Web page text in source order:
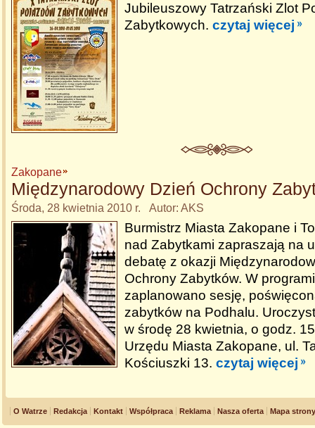
Jubileuszowy Tatrzański Zlot
Zabytkowych. czytaj więcej
Zakopane
Międzynarodowy Dzień Ochrony
Środa, 28 kwietnia 2010 r. Autor: AKS
Burmistrz Miasta Zakopane i
nad Zabytkami zapraszają na
debatę z okazji
Ochrony Zabytków. W
zaplanowano sesję,
zabytków na Podhalu.
w środę 28 kwietnia, o godz.
Urzędu Miasta Zakopane, ul.
Kościuszki 13. czytaj więcej
O Watrze Redakcja Kontakt Współpraca Reklama Nasza oferta Mapa strony